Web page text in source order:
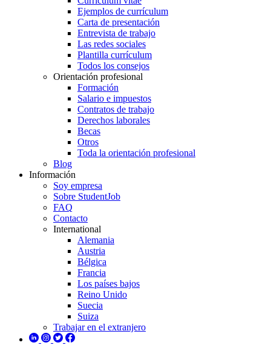
Ejemplos de currículum
Carta de presentación
Entrevista de trabajo
Las redes sociales
Plantilla currículum
Todos los consejos
Orientación profesional
Formación
Salario e impuestos
Contratos de trabajo
Derechos laborales
Becas
Otros
Toda la orientación profesional
Blog
Información
Soy empresa
Sobre StudentJob
FAQ
Contacto
International
Alemania
Austria
Bélgica
Francia
Los países bajos
Reino Unido
Suecia
Suiza
Trabajar en el extranjero